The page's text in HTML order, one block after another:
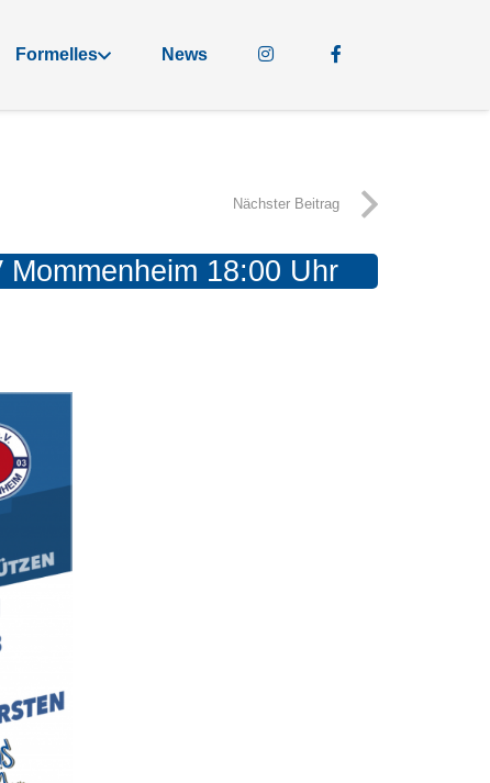
Formelles News
Nächster Beitrag
18:00 Uhr